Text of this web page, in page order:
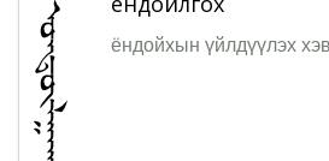
ёндойхын үйлдүүлэх